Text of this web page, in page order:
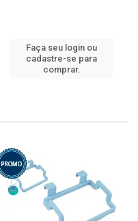
Faça seu login ou
cadastre-se para
comprar.